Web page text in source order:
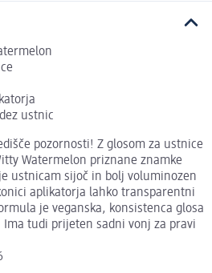
ustnic
pozornosti! Z glosom za ustnice
Watermelon priznane znamke
ustnicam sijoč in bolj voluminozen
aplikatorja lahko transparentni
je veganska, konsistenca glosa
Ima tudi prijeten sadni vonj za pravi